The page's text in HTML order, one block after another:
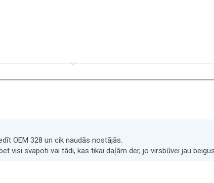
keyboard_arrow_down
OEM 328 un cik naudās nostājās.
visi svapoti vai tādi, kas tikai daļām der, jo virsbūvei jau